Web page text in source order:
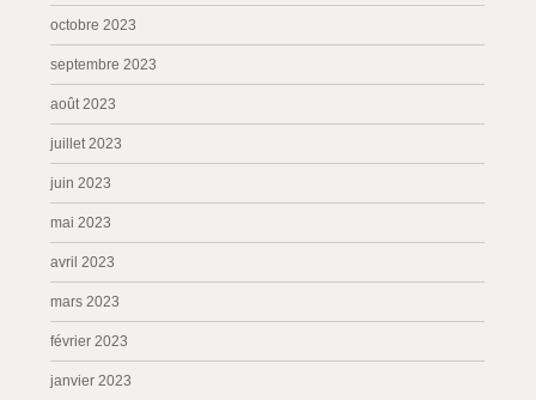
octobre 2023
septembre 2023
août 2023
juillet 2023
juin 2023
mai 2023
avril 2023
mars 2023
février 2023
janvier 2023